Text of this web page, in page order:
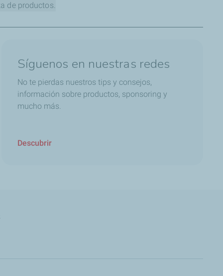
de productos.
tecnología, con la que se puede demostrar el
Síguenos en nuestras redes
No te pierdas nuestros tips y consejos,
información sobre productos, sponsoring y
mucho más.
Descubrir